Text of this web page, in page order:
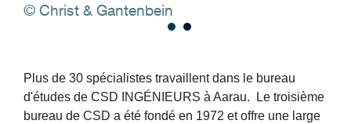
© Christ & Gantenbein
Plus de 30 spécialistes travaillent dans le bureau
d'études de CSD INGÉNIEURS à Aarau. Le troisième
bureau de CSD a été fondé en 1972 et offre une large